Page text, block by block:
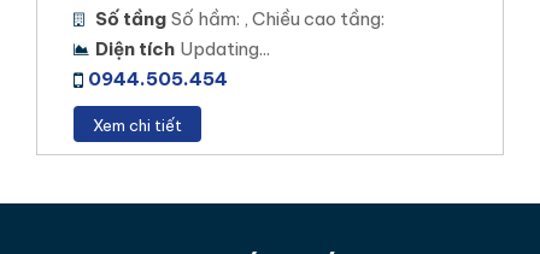
Số tầng Số hầm: , Chiều cao tầng:
Diện tích Updating...
0944.505.454
Xem chi tiết